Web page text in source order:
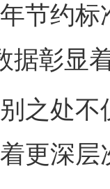
节约
据彰显
处不
更深